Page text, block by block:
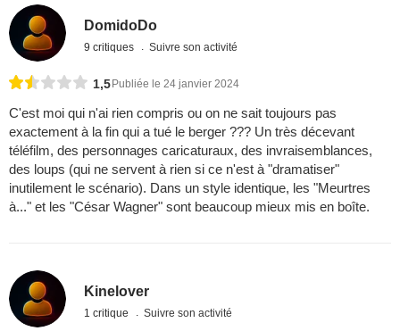
DomidoDo
9 critiques Suivre son activité
1,5 Publiée le 24 janvier 2024
C'est moi qui n'ai rien compris ou on ne sait toujours pas
exactement à la fin qui a tué le berger ??? Un très décevant
téléfilm, des personnages caricaturaux, des invraisemblances,
des loups (qui ne servent à rien si ce n'est à "dramatiser"
inutilement le scénario). Dans un style identique, les "Meurtres
à..." et les "César Wagner" sont beaucoup mieux mis en boîte.
Kinelover
1 critique Suivre son activité